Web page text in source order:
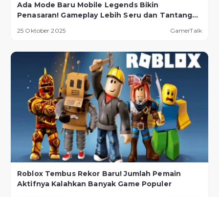
Ada Mode Baru Mobile Legends Bikin
Penasaran! Gameplay Lebih Seru dan Tantangan
25 Oktober 2025 GamerTalk
Roblox Tembus Rekor Baru! Jumlah Pemain
Aktifnya Kalahkan Banyak Game Populer